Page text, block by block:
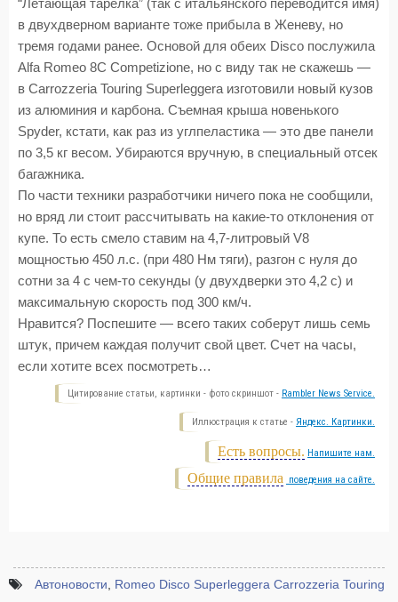
“Летающая тарелка” (так с итальянского переводится имя)
в двухдверном варианте тоже прибыла в Женеву, но
тремя годами ранее. Основой для обеих Disco послужила
Alfa Romeo 8C Competizione, но с виду так не скажешь —
в Carrozzeria Touring Superleggera изготовили новый кузов
из алюминия и карбона. Съемная крыша новенького
Spyder, кстати, как раз из углпеластика — это две панели
по 3,5 кг весом. Убираются вручную, в специальный отсек
багажника.
По части техники разработчики ничего пока не сообщили,
но вряд ли стоит рассчитывать на какие-то отклонения от
купе. То есть смело ставим на 4,7-литровый V8
мощностью 450 л.с. (при 480 Нм тяги), разгон с нуля до
сотни за 4 с чем-то секунды (у двухдверки это 4,2 с) и
максимальную скорость под 300 км/ч.
Нравится? Поспешите — всего таких соберут лишь семь
штук, причем каждая получит свой цвет. Счет на часы,
если хотите всех посмотреть…
Цитирование статьи, картинки - фото скриншот - Rambler News Service.
Иллюстрация к статье - Яндекс. Картинки.
Есть вопросы. Напишите нам.
Общие правила поведения на сайте.
Автоновости Romeo Disco Superleggera Carrozzeria Touring